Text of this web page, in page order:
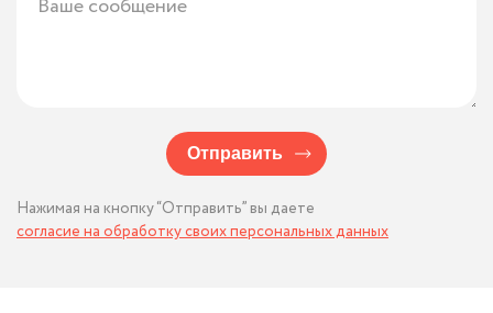
Отправить
Нажимая на кнопку “Отправить” вы даете
согласие на обработку своих персональных данных